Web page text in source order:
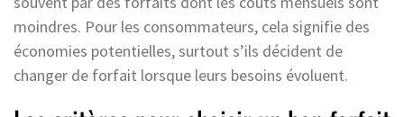
moindres. Pour les consommateurs, cela signifie des
économies potentielles, surtout s’ils décident de
changer de forfait lorsque leurs besoins évoluent.